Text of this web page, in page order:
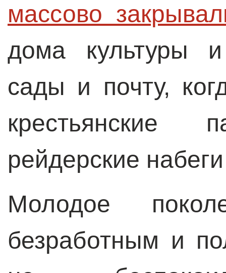
массово
дома культуры и
сады и почту,
рейдерские
Молодое
безработным и